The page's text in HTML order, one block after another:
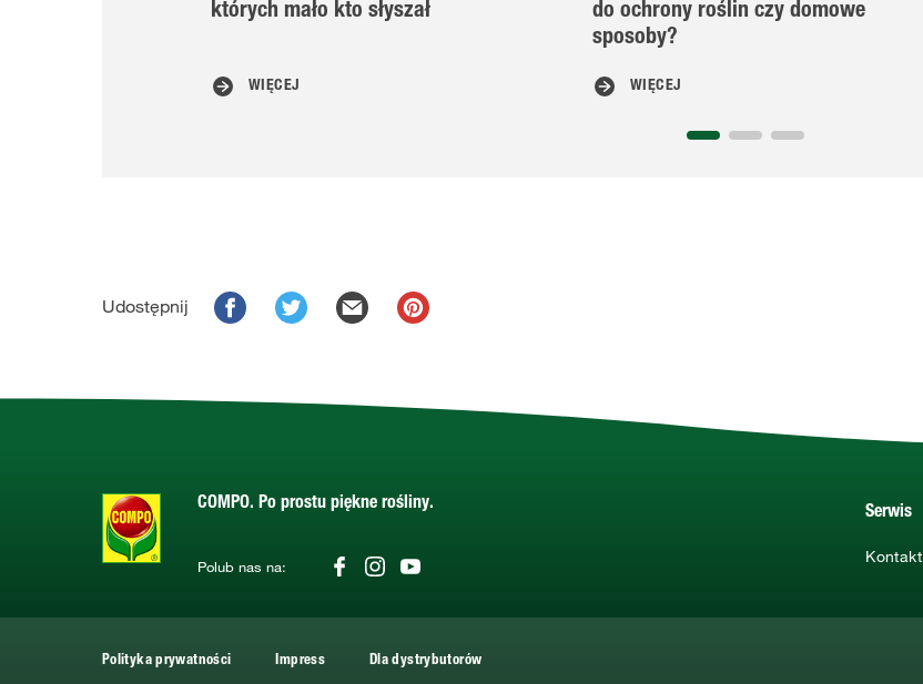
których mało kto słyszał
WIĘCEJ
do ochrony roślin czy domowe
sposoby?
WIĘCEJ
Udostępnij
COMPO. Po prostu piękne rośliny.
Polub nas na:
Serwis
Kontakt
Polityka prywatności Impress Dla dystrybutorów